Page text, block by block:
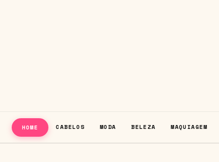
HOME CABELOS MODA BELEZA MAQUIAGEM